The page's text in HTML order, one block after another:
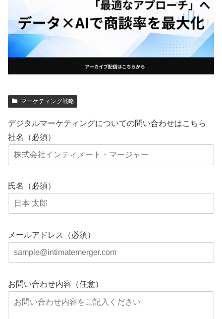
マーケティング戦略
デジタルマーケティングについての問い合わせはこちら
社名（必須）
氏名（必須）
メールアドレス（必須）
お問い合わせ内容（任意）